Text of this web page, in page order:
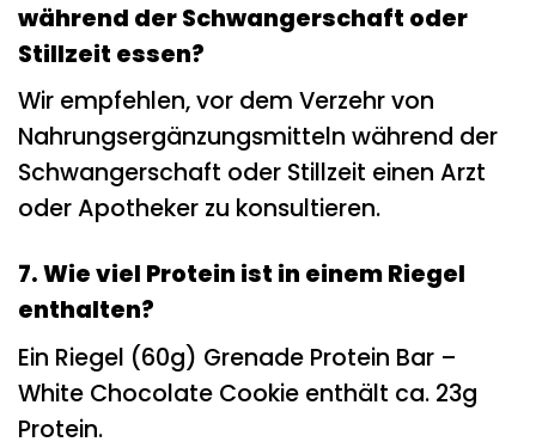
während der Schwangerschaft oder
Stillzeit essen?
Wir empfehlen, vor dem Verzehr von
Nahrungsergänzungsmitteln während der
Schwangerschaft oder Stillzeit einen Arzt
oder Apotheker zu konsultieren.
7. Wie viel Protein ist in einem Riegel
enthalten?
Ein Riegel (60g) Grenade Protein Bar –
White Chocolate Cookie enthält ca. 23g
Protein.